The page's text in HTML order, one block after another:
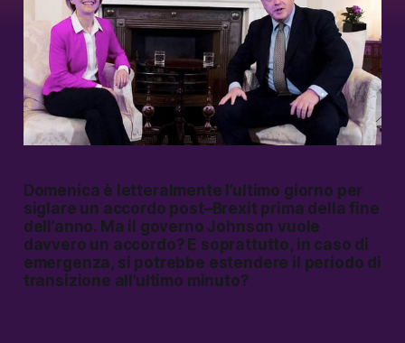
Domenica è letteralmente l’ultimo giorno per
siglare un accordo post–Brexit prima della fine
dell’anno. Ma il governo Johnson vuole
davvero un accordo? E soprattutto, in caso di
emergenza, si potrebbe estendere il periodo di
transizione all’ultimo minuto?